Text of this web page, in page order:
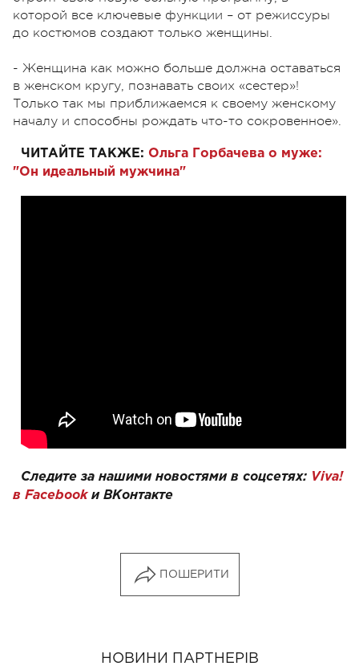
которой все ключевые функции – от режиссуры
до костюмов создают только женщины.
- Женщина как можно больше должна оставаться
в женском кругу, познавать своих «сестер»!
Только так мы приближаемся к своему женскому
началу и способны рождать что-то сокровенное».
ЧИТАЙТЕ ТАКЖЕ: Ольга Горбачева о муже:
"Он идеальный мужчина"
Следите за нашими новостями в соцсетях: Viva!
в Facebookи ВКонтакте
ПОШЕРИТИ
НОВИНИ ПАРТНЕРІВ